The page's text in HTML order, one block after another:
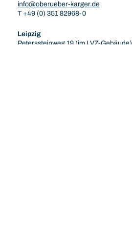
info@oberueber-karger.de
T +49 (0) 351 82968-0
Leipzig
Peterssteinweg 19 (im LVZ-Gebäude)